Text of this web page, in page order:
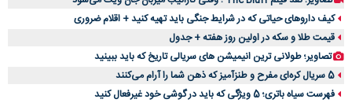
کیف داروهای حیاتی که در شرایط جنگی باید تهیه کنید + اقلام ضروری
قیمت طلا و سکه در اولین روز هفته + جدول
تصاویر؛ طولانی ترین انیمیشن های سریالی تاریخ که باید ببینید
5 سریال کره‌ای مفرح و طنزآمیز که ذهن شما را آرام می‌کنند
فهرست سیاه باتری؛ 5 ویژگی که باید در گوشی خود غیرفعال کنید